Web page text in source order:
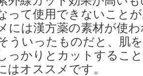
って使用できないこと
には漢方薬の素材が使
ういったものだと、肌
っかりとカットするこ
はオススメです。